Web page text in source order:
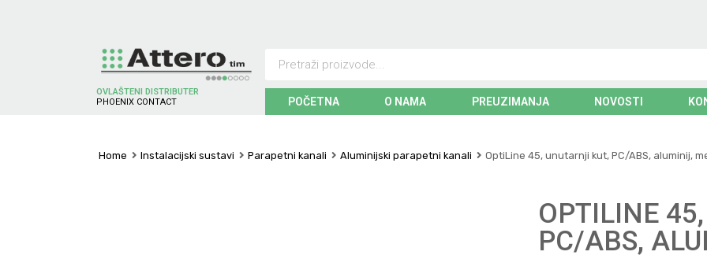
OVLAŠTENI DISTRIBUTER
P H O EN X CO NTACT POČETNA O NAMA PREUZIMANJA NOVOSTI
Home Instalacijski sustavi Parapetni kanali Aluminijski parapetni kanali OptiLine 45, unutarnji kut, PC/ABS, aluminij,
OPTILINE
PC/ABS,